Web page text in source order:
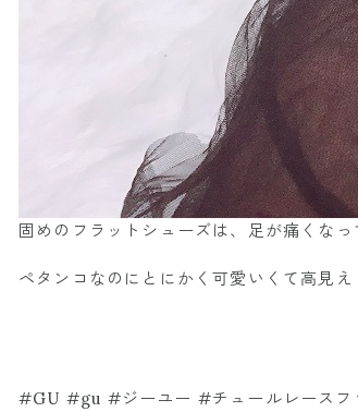
固めのフラットシューズは、足が痛くな
ペタンコなのにとにかく可愛いくて高見
#GU #gu #ジーユー #チュールレースフ